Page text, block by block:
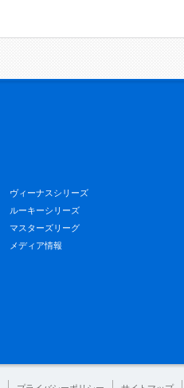
ヴィーナスシリーズ
ルーキーシリーズ
マスターズリーグ
メディア情報